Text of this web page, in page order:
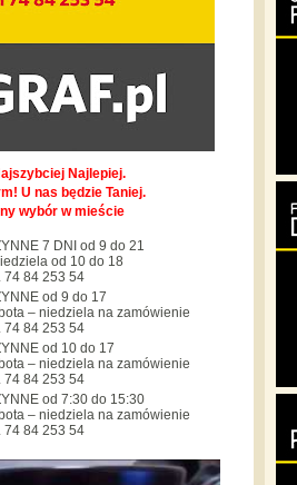
Najlepiej.
U nas będzie Taniej.
wybór w mieście
7 DNI od 9 do 21
od 10 do 18
74 84 253 54
od 9 do 17
– niedziela na zamówienie
74 84 253 54
od 10 do 17
– niedziela na zamówienie
74 84 253 54
od 7:30 do 15:30
– niedziela na zamówienie
74 84 253 54